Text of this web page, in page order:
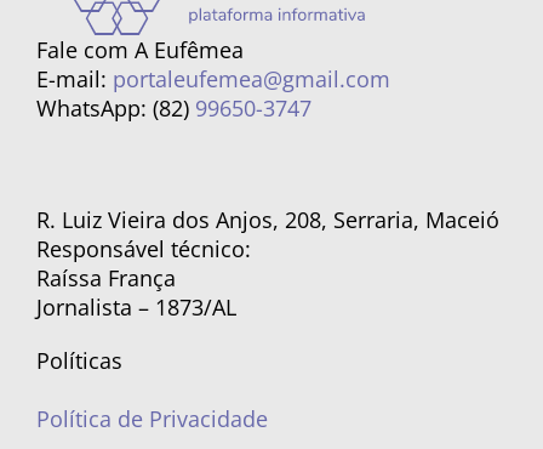
Fale com A Eufêmea
E-mail: portaleufemea@gmail.com
WhatsApp: (82) 99650-3747
R. Luiz Vieira dos Anjos, 208, Serraria, Maceió
Responsável técnico:
Raíssa França
Jornalista – 1873/AL
Políticas
Política de Privacidade